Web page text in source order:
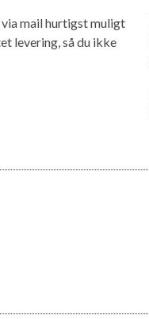
mail hurtigst muligt
levering, så du ikke